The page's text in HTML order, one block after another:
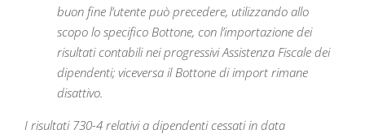
buon fine l’utente può precedere, utilizzando allo
scopo lo specifico Bottone, con l’importazione dei
risultati contabili nei progressivi Assistenza Fiscale dei
dipendenti; viceversa il Bottone di import rimane
disattivo.
I risultati 730-4 relativi a dipendenti cessati in data